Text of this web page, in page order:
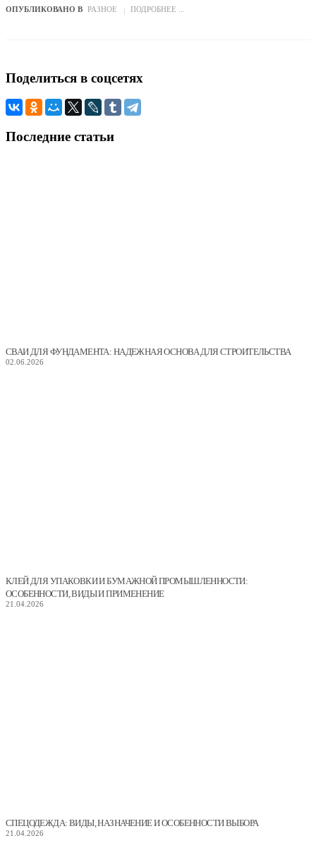
ОПУБЛИКОВАНО В РАЗНОЕ ПОДРОБНЕЕ ...
Поделиться в соцсетях
Последние статьи
СВАИ ДЛЯ ФУНДАМЕНТА: НАДЕЖНАЯ ОСНОВА ДЛЯ СТРОИТЕЛЬСТВА
02.06.2026
КЛЕЙ ДЛЯ УПАКОВКИ И БУМАЖНОЙ ПРОМЫШЛЕННОСТИ:
ОСОБЕННОСТИ, ВИДЫ И ПРИМЕНЕНИЕ
21.04.2026
СПЕЦОДЕЖДА: ВИДЫ, НАЗНАЧЕНИЕ И ОСОБЕННОСТИ ВЫБОРА
21.04.2026